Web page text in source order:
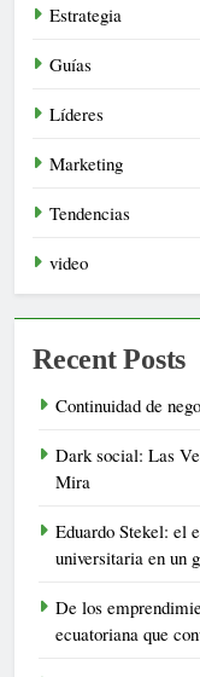
Estrategia
Guías
Líderes
Marketing
Tendencias
video
Recent Posts
Continuidad de
Dark social: Las
Mira
Eduardo Stekel: el
universitaria en un
De los
ecuatoriana que